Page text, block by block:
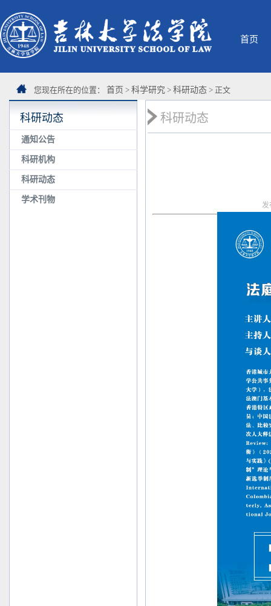
首页
您现在所在的位置： 首页 > 科学研究 > 科研动态 > 正文
科研动态
通知公告
科研机构
科研动态
学术刊物
科研动态